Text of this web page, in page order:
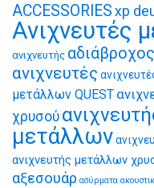
ACCESSORIES xp
Ανιχνευτές
ανιχνευτής
ανιχνευτές
μετάλλων QUEST
χρυσού
μετάλλων
ανιχνευτής μετάλλων
αξεσουάρ ασύρματα